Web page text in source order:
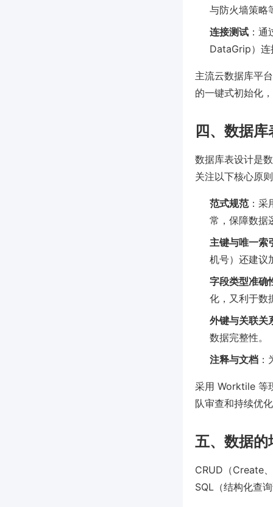
与防火墙策略
连接测试 ：
DataGrip）连
主流云数据库平
的一键式初始化
四、数据
数据库表设计是
关注以下核心原
范式规范：采
常，保障数据
主键与唯一索
机号）还建议
字段类型准确
化，又利于数
外键与关联关
数据完整性。
注释与文档
采用 Worktile 等
队审查和持续优
五、数据的
CRUD（Create
SQL（结构化查